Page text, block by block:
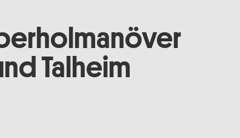
Talheim